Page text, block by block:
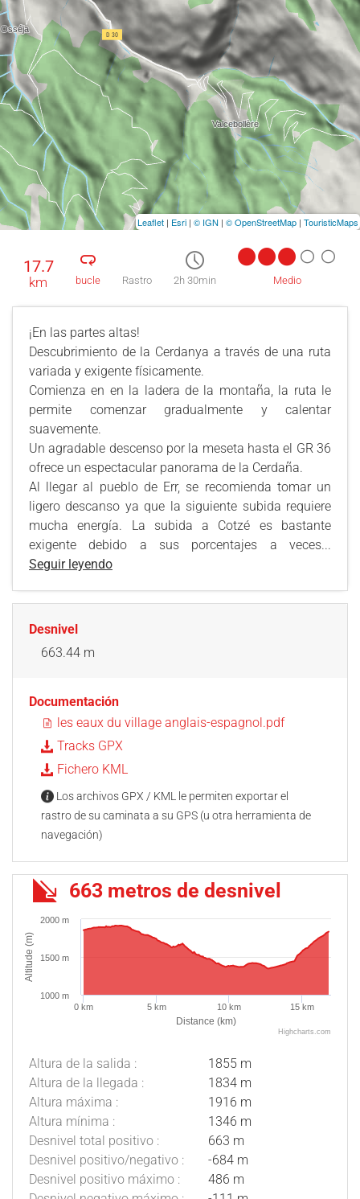
17.7
km bucle Rastro 2h 30min Medio
¡En las partes altas!
Descubrimiento de la Cerdanya a través de una ruta
variada y exigente físicamente.
Comienza en en la ladera de la montaña, la ruta le
permite comenzar gradualmente y calentar
suavemente.
Un agradable descenso por la meseta hasta el GR 36
ofrece un espectacular panorama de la Cerdaña.
Al llegar al pueblo de Err, se recomienda tomar un
ligero descanso ya que la siguiente subida requiere
mucha energía. La subida a Cotzé es bastante
exigente debido a sus porcentajes a veces...
Seguir leyendo
Desnivel
663.44 m
Documentación
les eaux du village anglais-espagnol.pdf
Tracks GPX
Fichero KML
Los archivos GPX / KML le permiten exportar el
rastro de su caminata a su GPS (u otra herramienta de
navegación)
663 metros de desnivel
Distance (km)
Altitude (m)
0 km 5 km 10 km 15 km
1000 m
1500 m
2000 m
Highcharts.com
Altura de la salida :
1855 m
Altura de la llegada :
1834 m
Altura máxima :
1916 m
Altura mínima :
1346 m
Desnivel total positivo :
663 m
Desnivel positivo/negativo :
-684 m
Desnivel positivo máximo :
486 m
Leaflet | Esri | © IGN | © OpenStreetMap | TouristicMaps